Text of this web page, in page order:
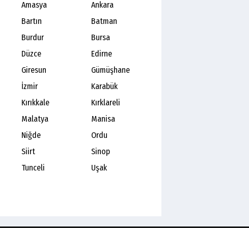
Amasya
Ankara
Bartın
Batman
Burdur
Bursa
Düzce
Edirne
Giresun
Gümüşhane
İzmir
Karabük
Kırıkkale
Kırklareli
Malatya
Manisa
Niğde
Ordu
Siirt
Sinop
Tunceli
Uşak